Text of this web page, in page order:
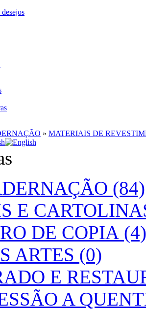
» MATERIAIS DE
(84)
E
DE COPIA (4)
ARTES (0)
E
A